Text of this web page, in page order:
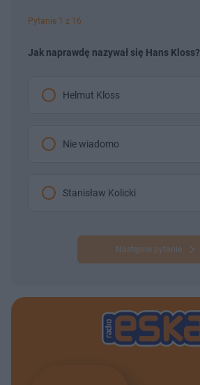
Pytanie 1 z 16
Jak naprawdę nazywał się Hans Kloss?
Helmut Kloss
Nie wiadomo
Stanisław Kolicki
Następne pytanie